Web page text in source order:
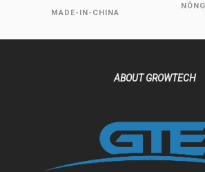
MADE-IN-CHINA
ABOUT GROWTECH